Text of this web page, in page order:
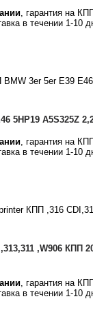
, гарантия на
в течении 1-10
5HP19 A5S325Z
, гарантия на
в течении 1-10
,W906 КПП
, гарантия на
в течении 1-10